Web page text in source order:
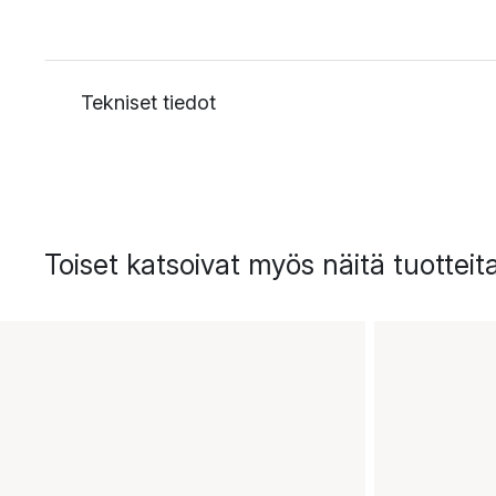
Tekniset tiedot
Toiset katsoivat myös näitä